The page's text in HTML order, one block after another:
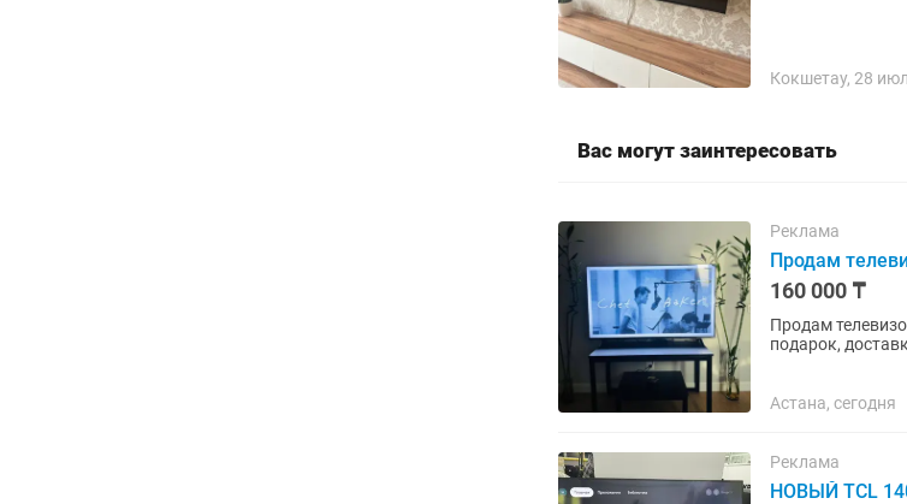
Кокшетау, 28
Вас могут заинтересовать
Реклама
Продам
160 000 ₸
Продам
подарок,
Астана, сегодня
Реклама
НОВЫЙ TCL